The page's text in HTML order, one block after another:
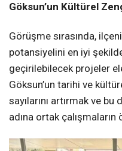
Göksun’un Kültürel
Görüşme sırasında,
potansiyelini en iyi
geçirilebilecek projeler
Göksun’un tarihi ve
sayılarını artırmak ve
adına ortak çalışmaların